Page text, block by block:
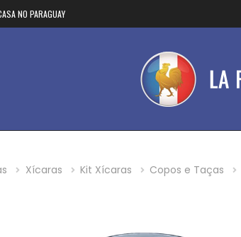
NO PARAGUAY
Xícaras Kit Xícaras Copos e Taças